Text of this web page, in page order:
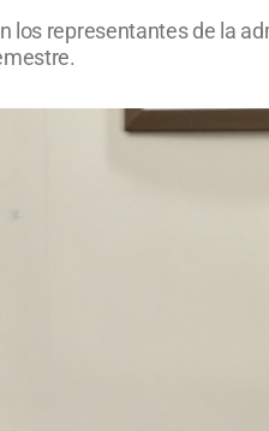
los representantes de la